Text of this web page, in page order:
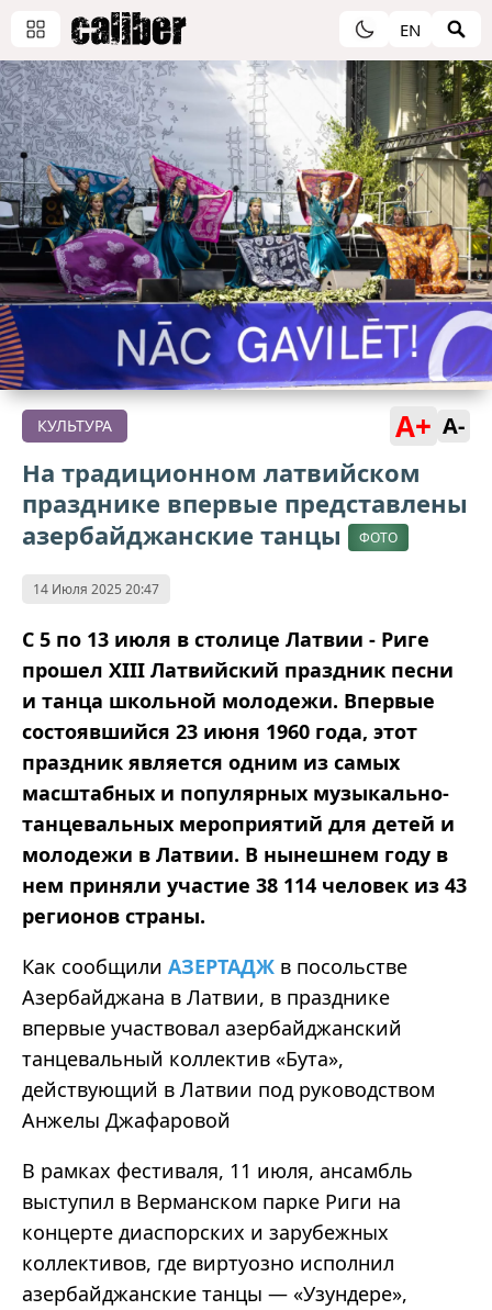
EN
КУЛЬТУРА A+ A-
На традиционном латвийском
празднике впервые представлены
азербайджанские танцы
ФОТО
14 Июля 2025 20:47
С 5 по 13 июля в столице Латвии - Риге
прошел XIII Латвийский праздник песни
и танца школьной молодежи. Впервые
состоявшийся 23 июня 1960 года, этот
праздник является одним из самых
масштабных и популярных музыкально-
танцевальных мероприятий для детей и
молодежи в Латвии. В нынешнем году в
нем приняли участие 38 114 человек из 43
регионов страны.
Как сообщили АЗЕРТАДЖ в посольстве
Азербайджана в Латвии, в празднике
впервые участвовал азербайджанский
танцевальный коллектив «Бута»,
действующий в Латвии под руководством
Анжелы Джафаровой
В рамках фестиваля, 11 июля, ансамбль
выступил в Верманском парке Риги на
концерте диаспорских и зарубежных
коллективов, где виртуозно исполнил
азербайджанские танцы — «Узундере»,